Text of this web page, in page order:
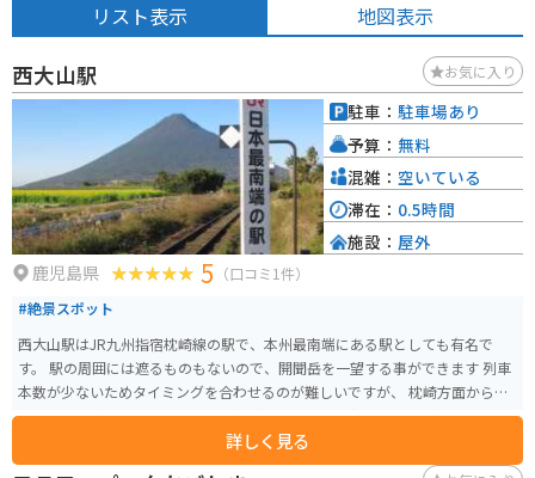
リスト表示 地図表示
西大山駅 お気に入り
鹿児島県 5 （口コミ1件）
#絶景スポット
西大山駅はJR九州指宿枕崎線の駅で、本州最南端にある駅としても有名で
す。 駅の周囲には遮るものもないので、開聞岳を一望する事ができます 列車
本数が少ないためタイミングを合わせるのが難しいですが、 枕崎方面から入
ってくる列車を開聞岳をバックに撮影できます。 西側に開聞岳がある為、夕
方に訪問すると夕日をバックに開聞岳を見ることができます。
詳しく見る
駐車： 駐車場あり
予算： 無料
混雑： 空いている
滞在： 0.5時間
施設： 屋外